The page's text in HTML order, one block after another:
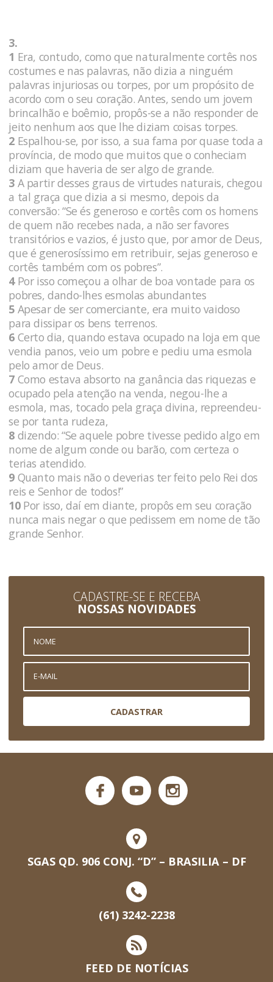
3.
1 Era, contudo, como que naturalmente cortês nos
costumes e nas palavras, não dizia a ninguém
palavras injuriosas ou torpes, por um propósito de
acordo com o seu coração. Antes, sendo um jovem
brincalhão e boêmio, propôs-se a não responder de
jeito nenhum aos que lhe diziam coisas torpes.
2 Espalhou-se, por isso, a sua fama por quase toda a
província, de modo que muitos que o conheciam
diziam que haveria de ser algo de grande.
3 A partir desses graus de virtudes naturais, chegou
a tal graça que dizia a si mesmo, depois da
conversão: “Se és generoso e cortês com os homens
de quem não recebes nada, a não ser favores
transitórios e vazios, é justo que, por amor de Deus,
que é generosíssimo em retribuir, sejas generoso e
cortês também com os pobres”.
4Por isso começou a olhar de boa vontade para os
pobres, dando-lhes esmolas abundantes
5 Apesar de ser comerciante, era muito vaidoso
para dissipar os bens terrenos.
6 Certo dia, quando estava ocupado na loja em que
vendia panos, veio um pobre e pediu uma esmola
pelo amor de Deus.
7 Como estava absorto na ganância das riquezas e
ocupado pela atenção na venda, negou-lhe a
esmola, mas, tocado pela graça divina, repreendeu-
se por tanta rudeza,
8 dizendo: “Se aquele pobre tivesse pedido algo em
nome de algum conde ou barão, com certeza o
terias atendido.
9 Quanto mais não o deverias ter feito pelo Rei dos
reis e Senhor de todos!”
10Por isso, daí em diante, propôs em seu coração
nunca mais negar o que pedissem em nome de tão
grande Senhor.
CADASTRE-SE E RECEBA
NOSSAS NOVIDADES
CADASTRAR
SGAS QD. 906 CONJ. “D” – BRASILIA – DF
(61) 3242-2238
FEED DE NOTÍCIAS